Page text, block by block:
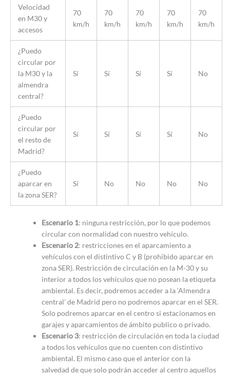
Velocidad
en M30 y
accesos
70
km/h
70
km/h
70
km/h
70
km/h
70
km/h
¿Puedo
circular por
la M30 y la
almendra
central?
Sí Sí Sí Sí No
¿Puedo
circular por
el resto de
Madrid?
Sí Sí Sí Sí No
¿Puedo
aparcar en
la zona SER?
Sí No No No No
Escenario 1: ninguna restricción, por lo que podemos
circular con normalidad con nuestro vehículo.
Escenario 2: restricciones en el aparcamiento a
vehículos con el distintivo C y B (prohibido aparcar en
zona SER). Restricción de circulación en la M-30 y su
interior a todos los vehículos que no posean la etiqueta
ambiental. Es decir, podremos acceder a la ‘Almendra
central’ de Madrid pero no podremos aparcar en el SER.
Solo podremos aparcar en el centro si estacionamos en
garajes y aparcamientos de ámbito publico o privado.
Escenario 3: restricción de circulación en toda la ciudad
a todos los vehículos que no cuenten con distintivo
ambiental. El mismo caso que el anterior con la
salvedad de que solo podrán acceder al centro aquellos